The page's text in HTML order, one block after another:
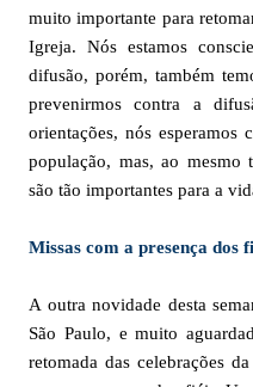
muito importante para
Igreja. Nós estamos
difusão, porém, também
prevenirmos contra a
orientações, nós esperamos
população, mas, ao mesmo
são tão importantes para a
Missas com a presença dos
A outra novidade desta
São Paulo, e muito
retomada das celebrações